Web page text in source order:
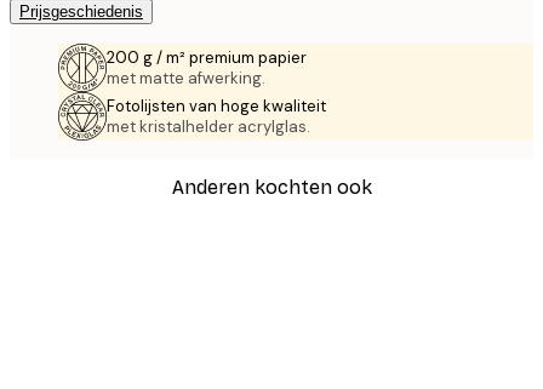
Prijsgeschiedenis
200 g / m² premium papier
met matte afwerking.
Fotolijsten van hoge kwaliteit
met kristalhelder acrylglas.
Anderen kochten ook